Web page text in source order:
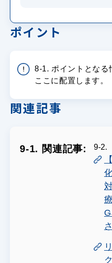
ポイント
8-1. ポイントとなる
ここに配置します。
関連記事
9-1. 関連記事: 9-2.